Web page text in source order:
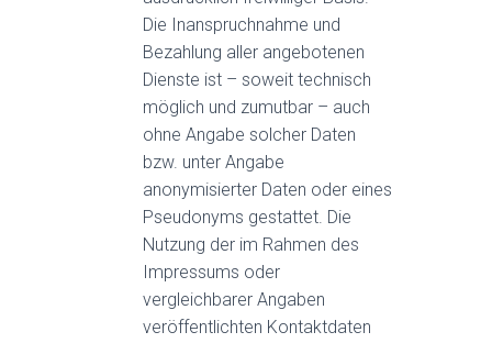
Die Inanspruchnahme und
Bezahlung aller angebotenen
Dienste ist – soweit technisch
möglich und zumutbar – auch
ohne Angabe solcher Daten
bzw. unter Angabe
anonymisierter Daten oder eines
Pseudonyms gestattet. Die
Nutzung der im Rahmen des
Impressums oder
vergleichbarer Angaben
veröffentlichten Kontaktdaten